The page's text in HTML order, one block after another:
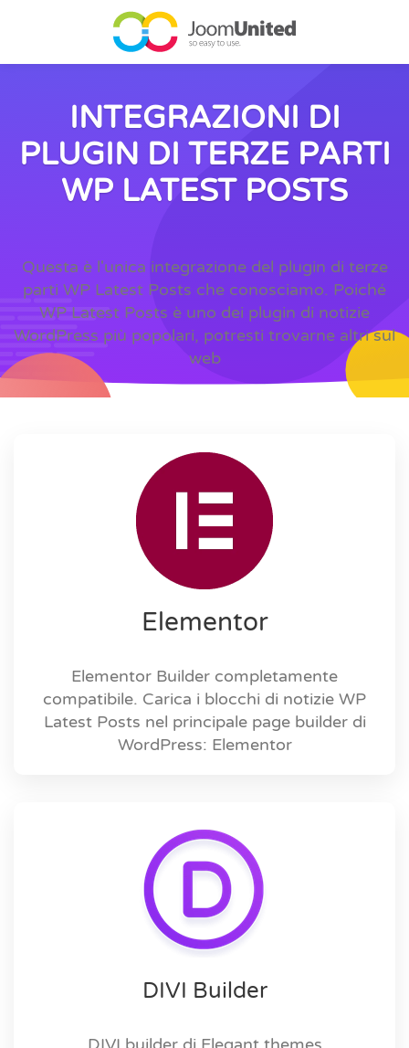
Salta al contenuto principale
INTEGRAZIONI DI
PLUGIN DI TERZE PARTI
WP LATEST POSTS
Questa è l'unica integrazione del plugin di terze
parti WP Latest Posts che conosciamo. Poiché
WP Latest Posts è uno dei plugin di notizie
WordPress più popolari, potresti trovarne altri sul
web
Elementor
Elementor Builder completamente
compatibile. Carica i blocchi di notizie WP
Latest Posts nel principale page builder di
WordPress: Elementor
DIVI Builder